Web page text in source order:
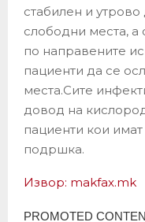
стабилен и
слободни места, а
по направените
пациенти да се
места.Сите
довод на
пациенти кои
подршка.
Извор: makfax.mk